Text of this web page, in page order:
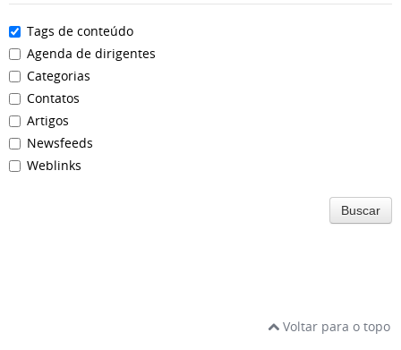
Tags de conteúdo
Agenda de dirigentes
Categorias
Contatos
Artigos
Newsfeeds
Weblinks
Buscar
Voltar para o topo